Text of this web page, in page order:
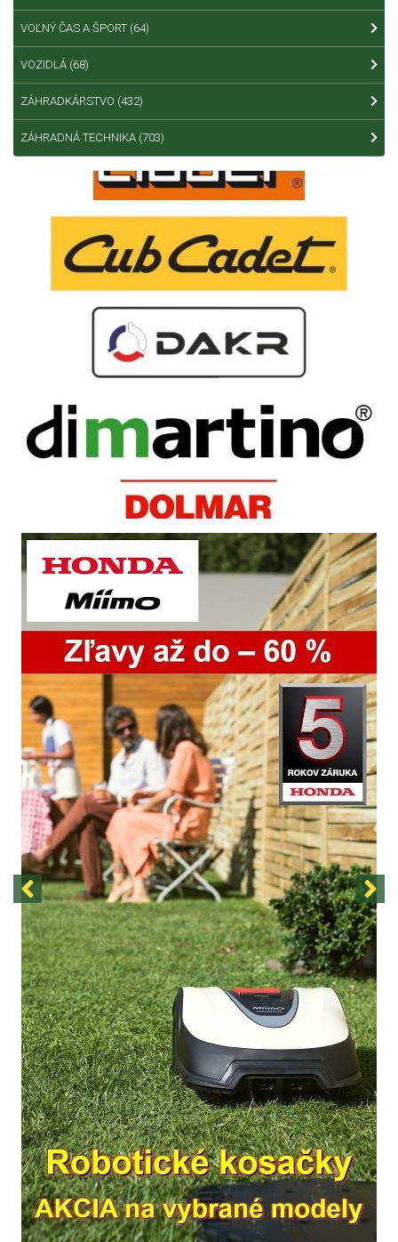
VOĽNÝ ČAS A ŠPORT (64)
VOZIDLÁ (68)
ZÁHRADKÁRSTVO (432)
ZÁHRADNÁ TECHNIKA (703)